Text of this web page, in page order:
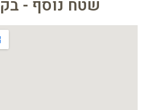
שטח נוסף -